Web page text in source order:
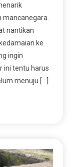
nantikan
ke
ingin
ini tentu harus
menuju […]